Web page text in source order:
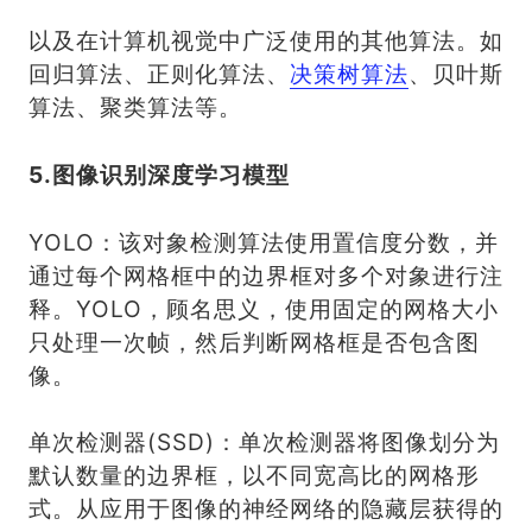
以及在计算机视觉中广泛使用的其他算法。如
回归算法、正则化算法、 决策树算法、贝叶斯
算法、聚类算法等。
5.图像识别深度学习模型
YOLO：该对象检测算法使用置信度分数，并
通过每个网格框中的边界框对多个对象进行注
释。YOLO，顾名思义，使用固定的网格大小
只处理一次帧，然后判断网格框是否包含图
像。
单次检测器(SSD)：单次检测器将图像划分为
默认数量的边界框，以不同宽高比的网格形
式。从应用于图像的神经网络的隐藏层获得的